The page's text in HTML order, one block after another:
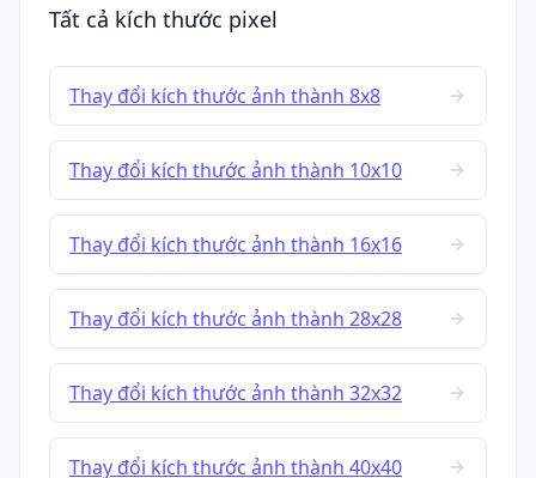
Tất cả kích thước pixel
Thay đổi kích thước ảnh thành 8x8
Thay đổi kích thước ảnh thành 10x10
Thay đổi kích thước ảnh thành 16x16
Thay đổi kích thước ảnh thành 28x28
Thay đổi kích thước ảnh thành 32x32
Thay đổi kích thước ảnh thành 40x40